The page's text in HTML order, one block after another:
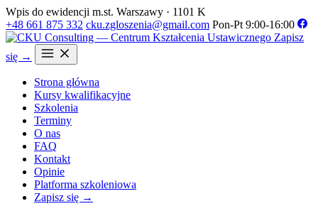
Wpis do ewidencji m.st. Warszawy · 1101 K
+48 661 875 332 cku.zgloszenia@gmail.com Pon-Pt 9:00-16:00
Zapisz
się →
Strona główna
Kursy kwalifikacyjne
Szkolenia
Terminy
O nas
FAQ
Kontakt
Opinie
Platforma szkoleniowa
Zapisz się →